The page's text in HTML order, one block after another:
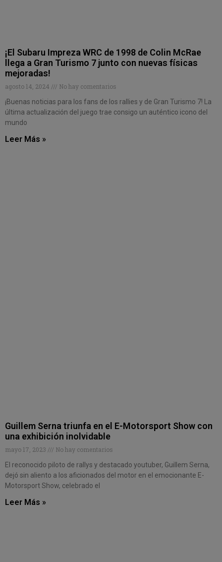
¡El Subaru Impreza WRC de 1998 de Colin McRae
llega a Gran Turismo 7 junto con nuevas físicas
mejoradas!
agosto 14, 2024
No hay comentarios
¡Buenas noticias para los fans de los rallies y de Gran Turismo 7! La
última actualización del juego trae consigo un auténtico icono del
mundo
Leer Más »
Guillem Serna triunfa en el E-Motorsport Show con
una exhibición inolvidable
mayo 17, 2023
No hay comentarios
El reconocido piloto de rallys y destacado youtuber, Guillem Serna,
dejó sin aliento a los aficionados del motor en el emocionante E-
Motorsport Show, celebrado el
Leer Más »